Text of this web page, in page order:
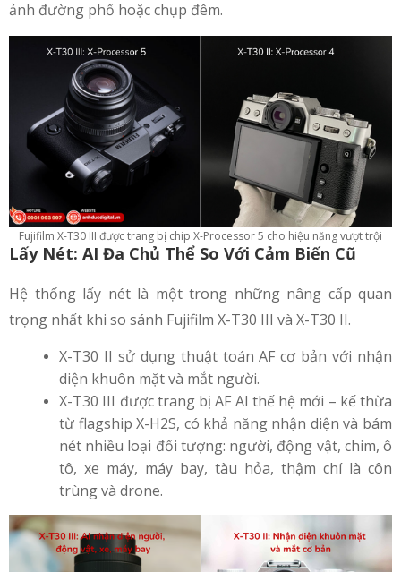
ảnh đường phố hoặc chụp đêm.
Fujifilm X-T30 III được trang bị chip X-Processor 5 cho hiệu năng vượt trội
Lấy Nét: AI Đa Chủ Thể So Với Cảm Biến Cũ
Hệ thống lấy nét là một trong những nâng cấp quan
trọng nhất khi so sánh Fujifilm X-T30 III và X-T30 II.
X-T30 II sử dụng thuật toán AF cơ bản với nhận
diện khuôn mặt và mắt người.
X-T30 III được trang bị AF AI thế hệ mới – kế thừa
từ flagship X-H2S, có khả năng nhận diện và bám
nét nhiều loại đối tượng: người, động vật, chim, ô
tô, xe máy, máy bay, tàu hỏa, thậm chí là côn
trùng và drone.